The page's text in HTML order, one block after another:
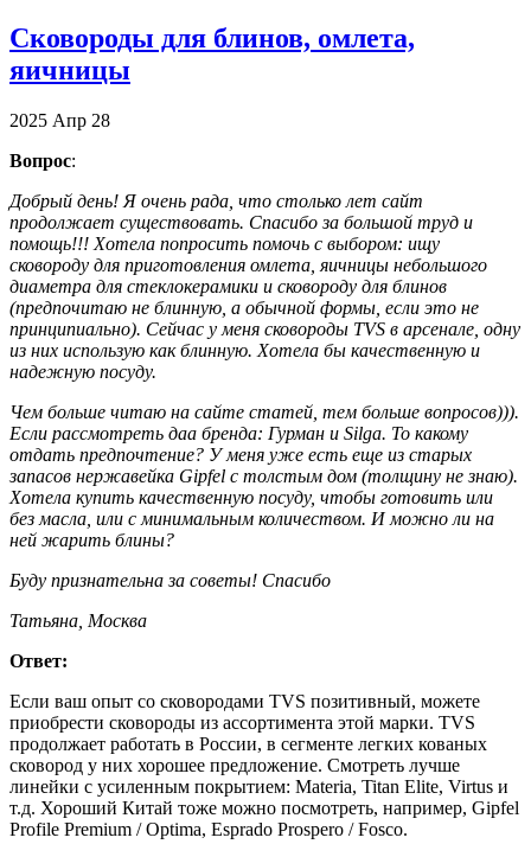
Сковороды для блинов, омлета,
яичницы
2025 Апр 28
Вопрос:
Добрый день! Я очень рада, что столько лет сайт
продолжает существовать. Спасибо за большой труд и
помощь!!! Хотела попросить помочь с выбором: ищу
сковороду для приготовления омлета, яичницы небольшого
диаметра для стеклокерамики и сковороду для блинов
(предпочитаю не блинную, а обычной формы, если это не
принципиально). Сейчас у меня сковороды TVS в арсенале, одну
из них использую как блинную. Хотела бы качественную и
надежную посуду.
Чем больше читаю на сайте статей, тем больше вопросов))).
Если рассмотреть даа бренда: Гурман и Silga. То какому
отдать предпочтение? У меня уже есть еще из старых
запасов нержавейка Gipfel с толстым дом (толщину не знаю).
Хотела купить качественную посуду, чтобы готовить или
без масла, или с минимальным количеством. И можно ли на
ней жарить блины?
Буду признательна за советы! Спасибо
Татьяна, Москва
Ответ:
Если ваш опыт со сковородами TVS позитивный, можете
приобрести сковороды из ассортимента этой марки. TVS
продолжает работать в России, в сегменте легких кованых
сковород у них хорошее предложение. Смотреть лучше
линейки с усиленным покрытием: Materia, Titan Elite, Virtus и
т.д. Хороший Китай тоже можно посмотреть, например, Gipfel
Profile Premium / Optima, Esprado Prospero / Fosco.